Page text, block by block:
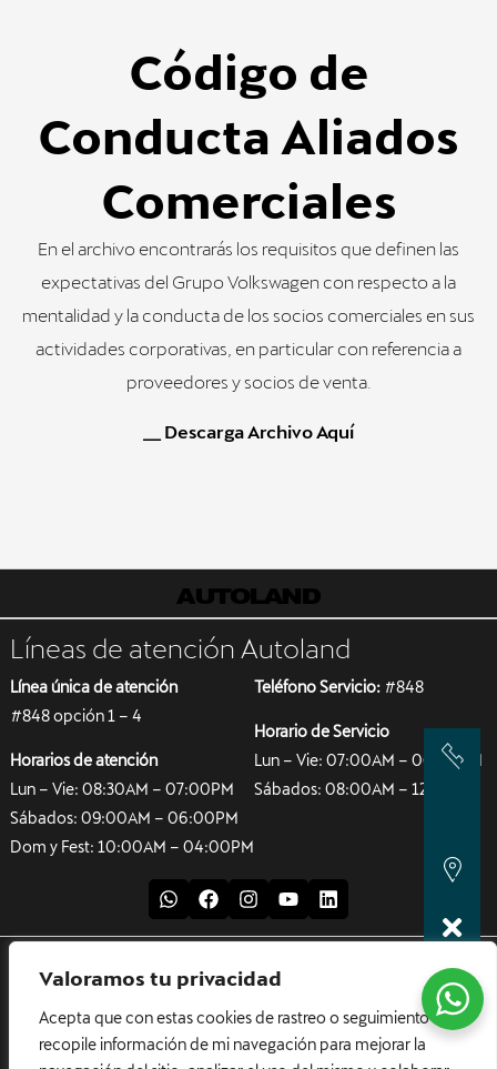
Valoramos tu privacidad
Acepta que con estas cookies de rastreo o seguimiento se
recopile información de mi navegación para mejorar la
Código de
Conducta Aliados
Comerciales
En el archivo encontrarás los requisitos que definen las
expectativas del Grupo Volkswagen con respecto a la
mentalidad y la conducta de los socios comerciales en sus
actividades corporativas, en particular con referencia a
proveedores y socios de venta.
__ Descarga Archivo Aquí
Líneas de atención Autoland
Línea única de atención
#848 opción 1 – 4
Horarios de atención
Lun – Vie: 08:30AM – 07:00PM
Sábados: 09:00AM – 06:00PM
Dom y Fest: 10:00AM – 04:00PM
Teléfono Servicio:#848
Horario de Servicio
Lun – Vie: 07:00AM – 06:00PM
Sábados: 08:00AM – 12:00M
Términos y condiciones